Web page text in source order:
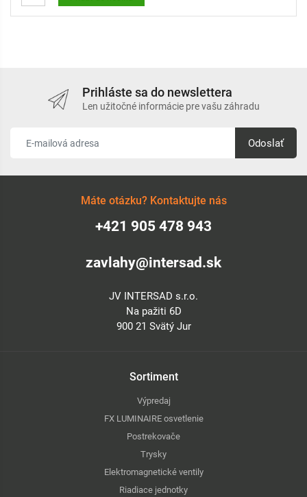
Prihláste sa do newslettera
Len užitočné informácie pre vašu záhradu
Odoslať
Máte otázku? Kontaktujte nás
+421 905 478 943
zavlahy@intersad.sk
JV INTERSAD s.r.o.
Na pažiti 6D
900 21 Svätý Jur
Sortiment
Výpredaj
FX LUMINAIRE osvetlenie
Postrekovače
Trysky
Elektromagnetické ventily
Riadiace jednotky